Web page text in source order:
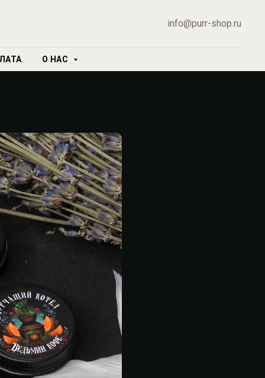
info@purr-shop.ru
О НАС